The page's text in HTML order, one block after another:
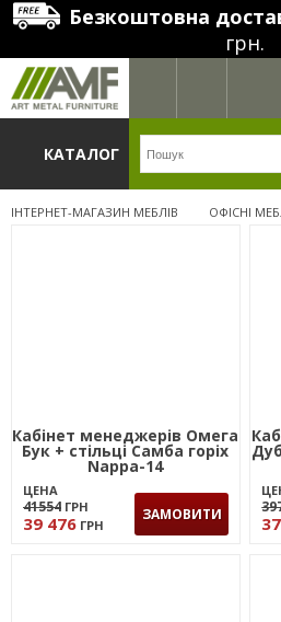
Безкоштовна
грн.
КАТАЛОГ
ІНТЕРНЕТ-МАГАЗИН МЕБЛІВ ОФІСНІ
Кабінет менеджерів Омега
Бук + стільці Самба горіх
Nappa-14
ЦЕНА
41554 ГРН
39 476 ГРН
ЗАМОВИТИ